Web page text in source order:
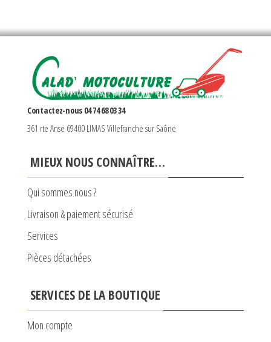
Contactez-nous 04 74 68 03 34
361 rte Anse 69400 LIMAS Villefranche sur Saône
MIEUX NOUS CONNAÎTRE…
Qui sommes nous ?
Livraison & paiement sécurisé
Services
Pièces détachées
SERVICES DE LA BOUTIQUE
Mon compte